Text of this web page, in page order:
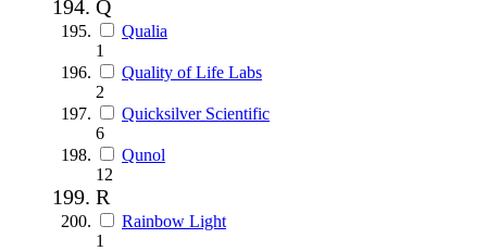
Q
Qualia
1
Quality of Life Labs
2
Quicksilver Scientific
6
Qunol
12
R
Rainbow Light
1